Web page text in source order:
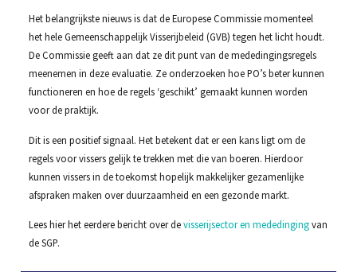
Het belangrijkste nieuws is dat de Europese Commissie momenteel
het hele Gemeenschappelijk Visserijbeleid (GVB) tegen het licht houdt.
De Commissie geeft aan dat ze dit punt van de mededingingsregels
meenemen in deze evaluatie. Ze onderzoeken hoe PO’s beter kunnen
functioneren en hoe de regels ‘geschikt’ gemaakt kunnen worden
voor de praktijk.
Dit is een positief signaal. Het betekent dat er een kans ligt om de
regels voor vissers gelijk te trekken met die van boeren. Hierdoor
kunnen vissers in de toekomst hopelijk makkelijker gezamenlijke
afspraken maken over duurzaamheid en een gezonde markt.
Lees hier het eerdere bericht over devisserijsector en mededingingvan
de SGP.